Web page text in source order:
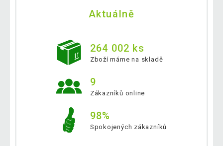
Aktuálně
264 002 ks
Zboží máme na skladě
9
Zákazníků online
98%
Spokojených zákazníků